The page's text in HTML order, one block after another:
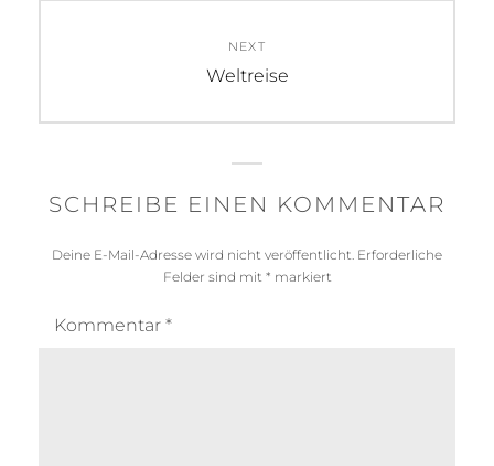
NEXT
Next
Weltreise
SCHREIBE EINEN KOMMENTAR
Deine E-Mail-Adresse wird nicht veröffentlicht. Erforderliche
Felder sind mit * markiert
Kommentar *